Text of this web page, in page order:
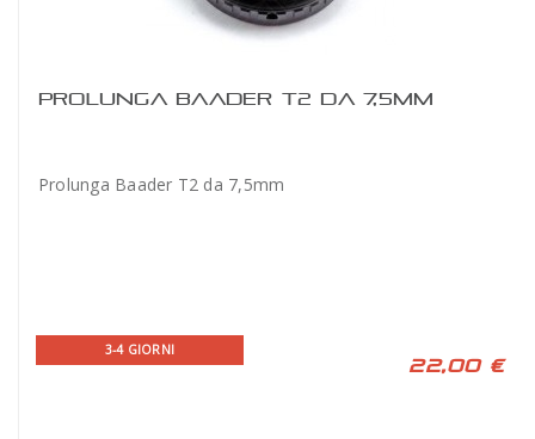
PROLUNGA BAADER T2 DA 7,5MM
Prolunga Baader T2 da 7,5mm
3-4 GIORNI
22,00 €